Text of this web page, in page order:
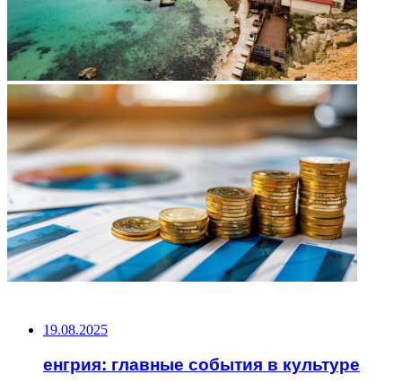
19.08.2025
енгрия: главные события в культуре